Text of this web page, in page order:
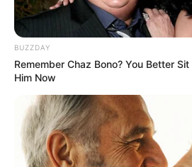
BUZZDAY
Remember Chaz Bono? You Better
Him Now